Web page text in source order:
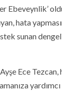
Ebeveynlik’
hata
sunan
Ece